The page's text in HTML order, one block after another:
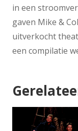
in een
gaven Mike &
uitverkocht
een compilatie